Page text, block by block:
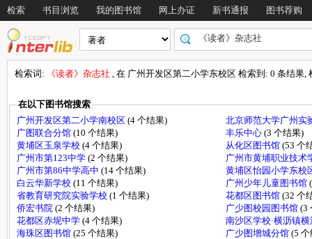
检索 书目浏览 我的图书馆 网上办证 新书通报 图书荐购
检索词: 《读者》杂志社 , 在 广州开发区第二小学东校区 检索到: 0 条结果,
在以下图书馆搜索
广州开发区第二小学南校区 (4 个结果)
北京师范大学广州实
广图联合分馆 (10 个结果) 丰乐中心 (3 个结果)
黄埔区玉泉学校 (4 个结果) 从化区图书馆 (53 个
广州市第123中学 (2 个结果)
广州市黄埔职业技术
广州市第86中学高中 (14 个结果)
黄埔区怡园小学东校
白云华新学校 (11 个结果) 广州少年儿童图书馆
省教育研究院实验学校 (1 个结果) 花都区图书馆 (32 个
侨宏书院 (2 个结果) 广少图校园图书馆 (3
花都区赤坭中学 (4 个结果)
南沙区学校·横沥镇
海珠区图书馆 (25 个结果) 广少图增城分馆 (5